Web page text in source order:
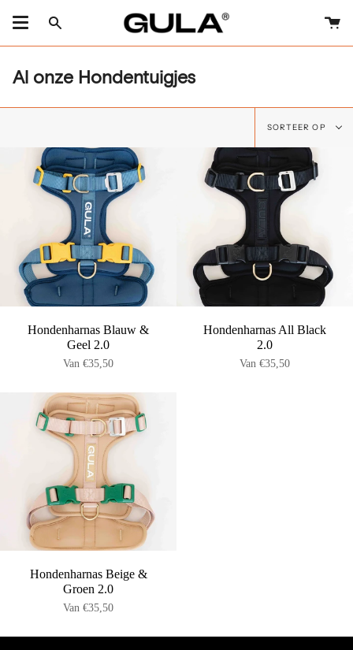
naar
Zoeken
Al onze Hondentuigjes
Sorteer
op
SORTEER OP
Hondenharnas Blauw &
Geel 2.0
Van €35,50
Hondenharnas All Black
2.0
Van €35,50
Hondenharnas Beige &
Groen 2.0
Van €35,50